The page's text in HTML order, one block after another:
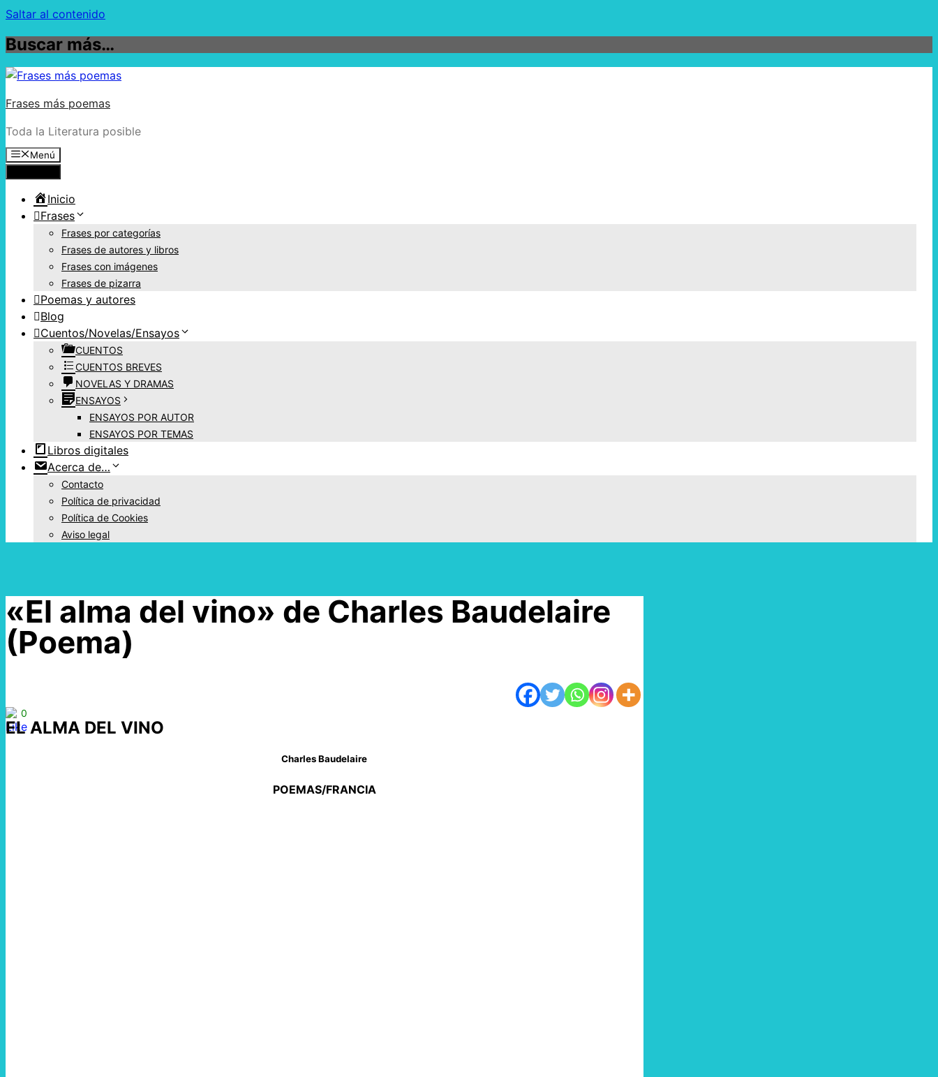
Saltar al contenido
Buscar más…
Frases más poemas
Toda la Literatura posible
Menú
Inicio
Frases
Frases por categorías
Frases de autores y libros
Frases con imágenes
Frases de pizarra
Poemas y autores
Blog
Cuentos/Novelas/Ensayos
CUENTOS
CUENTOS BREVES
NOVELAS Y DRAMAS
ENSAYOS
ENSAYOS POR AUTOR
ENSAYOS POR TEMAS
Libros digitales
Acerca de…
Contacto
Política de privacidad
Política de Cookies
Aviso legal
«El alma del vino» de Charles Baudelaire
(Poema)
0
EL ALMA DEL VINO
Charles Baudelaire
POEMAS/FRANCIA